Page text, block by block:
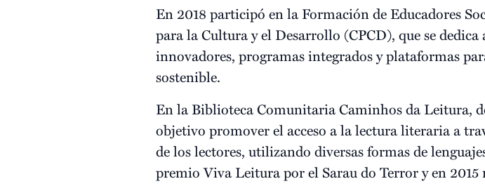
En 2018 participó en la Formación de Educadores
para la Cultura y el Desarrollo (CPCD), que se
innovadores, programas integrados y plataformas
sostenible.
En la Biblioteca Comunitaria Caminhos da Leitura,
objetivo promover el acceso a la lectura literaria a
de los lectores, utilizando diversas formas de
premio Viva Leitura por el Sarau do Terror y en